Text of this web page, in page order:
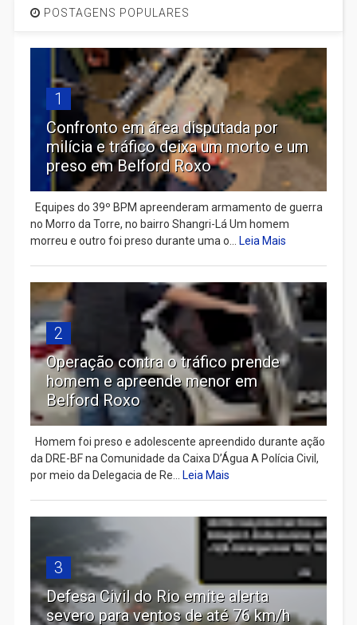
POSTAGENS POPULARES
1
Confronto em área disputada por
milícia e tráfico deixa um morto e um
preso em Belford Roxo
Equipes do 39º BPM apreenderam armamento de guerra
no Morro da Torre, no bairro Shangri-Lá Um homem
morreu e outro foi preso durante uma o... Leia Mais
2
Operação contra o tráfico prende
homem e apreende menor em
Belford Roxo
Homem foi preso e adolescente apreendido durante ação
da DRE-BF na Comunidade da Caixa D’Água A Polícia Civil,
por meio da Delegacia de Re... Leia Mais
3
Defesa Civil do Rio emite alerta
severo para ventos de até 76 km/h